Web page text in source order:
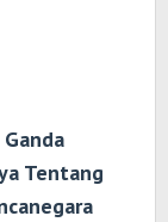
Tentang